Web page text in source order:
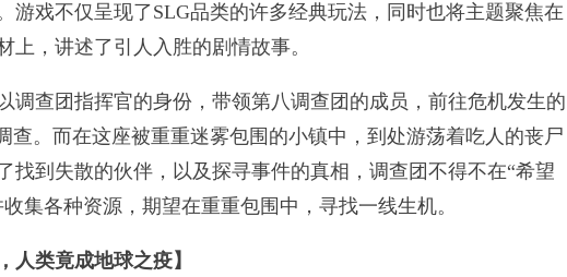
游戏不仅呈现了SLG品类的许多经典玩法，同时也将主题聚焦在
上，讲述了引人入胜的剧情故事。
查团指挥官的身份，带领第八调查团的成员，前往危机发生的
查。而在这座被重重迷雾包围的小镇中，到处游荡着吃人的丧尸
找到失散的伙伴，以及探寻事件的真相，调查团不得不在“希望
集各种资源，期望在重重包围中，寻找一线生机。
人类竟成地球之疫】